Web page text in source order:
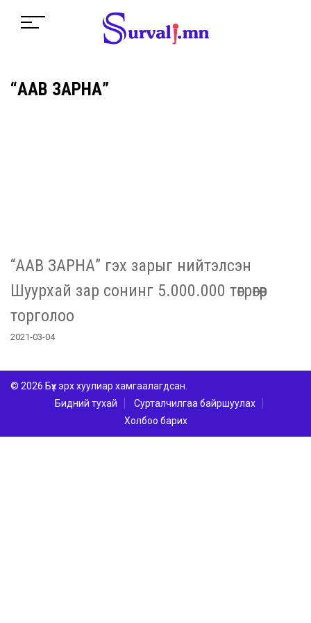
“ААВ ЗАРНА”
“ААВ ЗАРНА” гэх зарыг нийтэлсэн
Шуурхай зар сонинг 5.000.000 төгрөгөөр
торголоо
2021-03-04
© 2026 Бүх эрх хуулиар хамгаалагдсан.
Бидний тухай
Сурталчилгаа байршуулах
Холбоо барих